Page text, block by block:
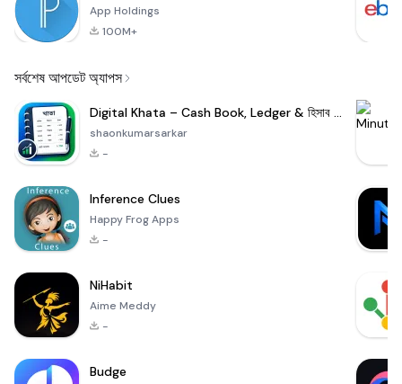
App Holdings
100M+
সর্বশেষ আপডেট অ্যাপস
Digital Khata – Cash Book, Ledger & হিসাব খাতা
shaonkumarsarkar
-
Inference Clues
Happy Frog Apps
-
NiHabit
Aime Meddy
-
Budge